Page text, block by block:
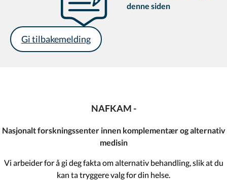
denne siden
Gi tilbakemelding
NAFKAM -
Nasjonalt forskningssenter innen komplementær og alternativ
medisin
Vi arbeider for å gi deg fakta om alternativ behandling, slik at du
kan ta tryggere valg for din helse.